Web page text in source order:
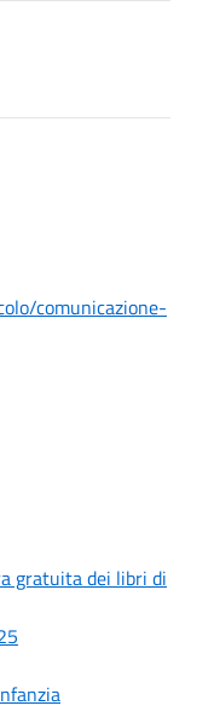
comunicazione-
gratuita dei libri di